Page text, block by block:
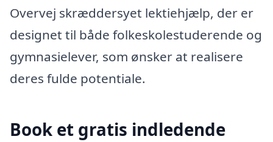
Overvej skræddersyet lektiehjælp, der er
designet til både folkeskolestuderende og
gymnasielever, som ønsker at realisere
deres fulde potentiale.
Book et gratis indledende